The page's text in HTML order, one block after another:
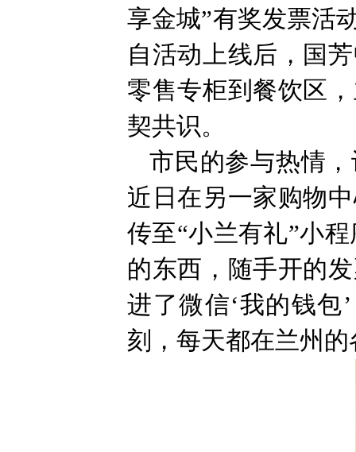
享金城”有奖发票活
自活动上线后，国
零售专柜到餐饮区
契共识。
市民的参与热情
近日在另一家购物
传至“小兰有礼”小
的东西，随手开的
进了微信‘我的钱包
刻，每天都在兰州